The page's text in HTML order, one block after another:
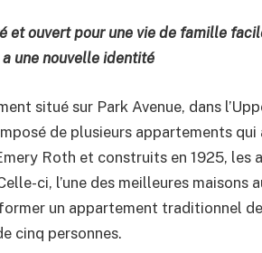
et ouvert pour une vie de famille
une nouvelle identité
situé sur Park Avenue, dans
de plusieurs appartements
Roth et construits en 1925,
ci, l’une des meilleures maisons
un appartement traditionnel
cinq personnes.